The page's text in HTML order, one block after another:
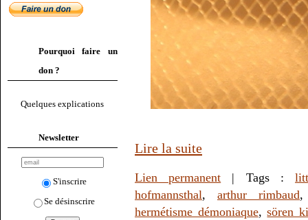
Pourquoi faire un
don ?
Quelques explications
Newsletter
S'inscrire
Se désinscrire
Lire la suite
Lien permanent | Tags :
hofmannsthal, arthur rimbaud
hermétisme démoniaque,sören